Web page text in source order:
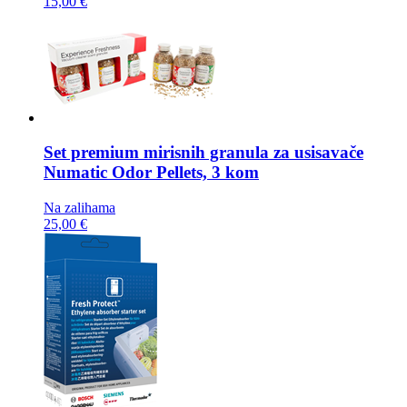
Set premium mirisnih granula za usisavače
Numatic Odor Pellets, 3 kom
Na zalihama
25,00 €